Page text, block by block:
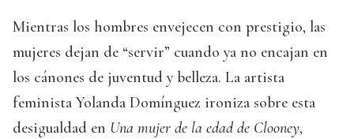
Mientras los hombres envejecen con prestigio, las
mujeres dejan de “servir” cuando ya no encajan en
los cánones de juventud y belleza. La artista
feminista Yolanda Domínguez ironiza sobre esta
desigualdad en Una mujer de la edad de Clooney,